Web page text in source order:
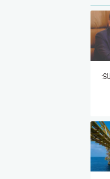
الرئيس التنفيذي لـSUD: